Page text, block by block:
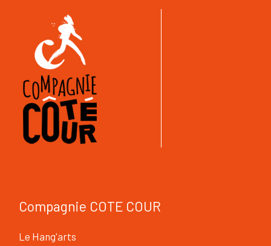
Compagnie COTE COUR
Le Hang'arts